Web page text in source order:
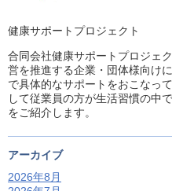
健康サポートプロジェクト
合同会社健康サポートプロジェ
営を推進する企業・団体様向け
で具体的なサポートをおこなっ
して従業員の方が生活習慣の中
をご紹介します。
アーカイブ
2026年8月